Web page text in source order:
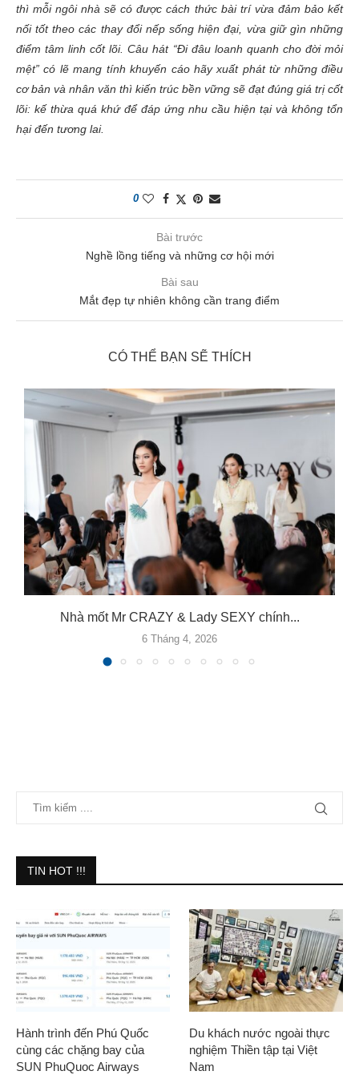
thì mỗi ngôi nhà sẽ có được cách thức bài trí vừa đảm bảo kết
nối tốt theo các thay đổi nếp sống hiện đại, vừa giữ gìn những
điểm tâm linh cốt lõi. Câu hát “Đi đâu loanh quanh cho đời mỏi
mệt” có lẽ mang tính khuyến cáo hãy xuất phát từ những điều
cơ bản và nhân văn thì kiến trúc bền vững sẽ đạt đúng giá trị cốt
lõi: kế thừa quá khứ để đáp ứng nhu cầu hiện tại và không tổn
hại đến tương lai.
0
Bài trước
Nghề lồng tiếng và những cơ hội mới
Bài sau
Mắt đẹp tự nhiên không cần trang điểm
CÓ THỂ BẠN SẼ THÍCH
Nhà mốt Mr CRAZY & Lady SEXY chính...
6 Tháng 4, 2026
TIN HOT !!!
Hành trình đến Phú Quốc
cùng các chặng bay của
SUN PhuQuoc Airways
Du khách nước ngoài thực
nghiệm Thiền tập tại Việt
Nam